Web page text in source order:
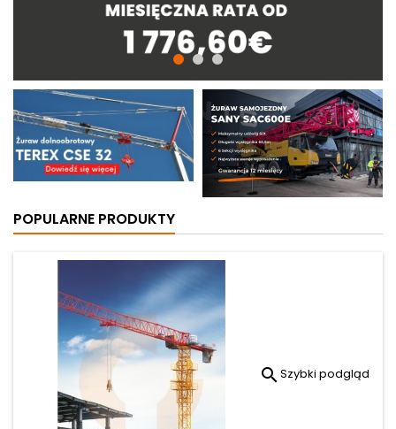
POPULARNE PRODUKTY
 Szybki podgląd